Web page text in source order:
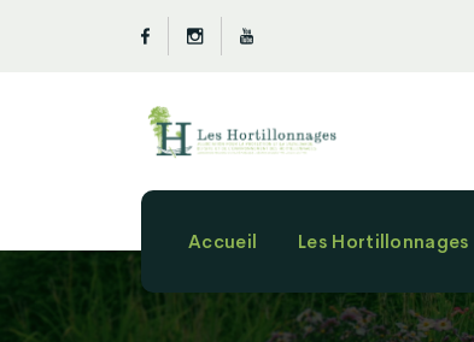
Accueil Les Hortillonnages